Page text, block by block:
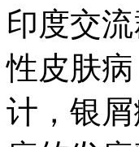
印度交
性皮肤
计，银